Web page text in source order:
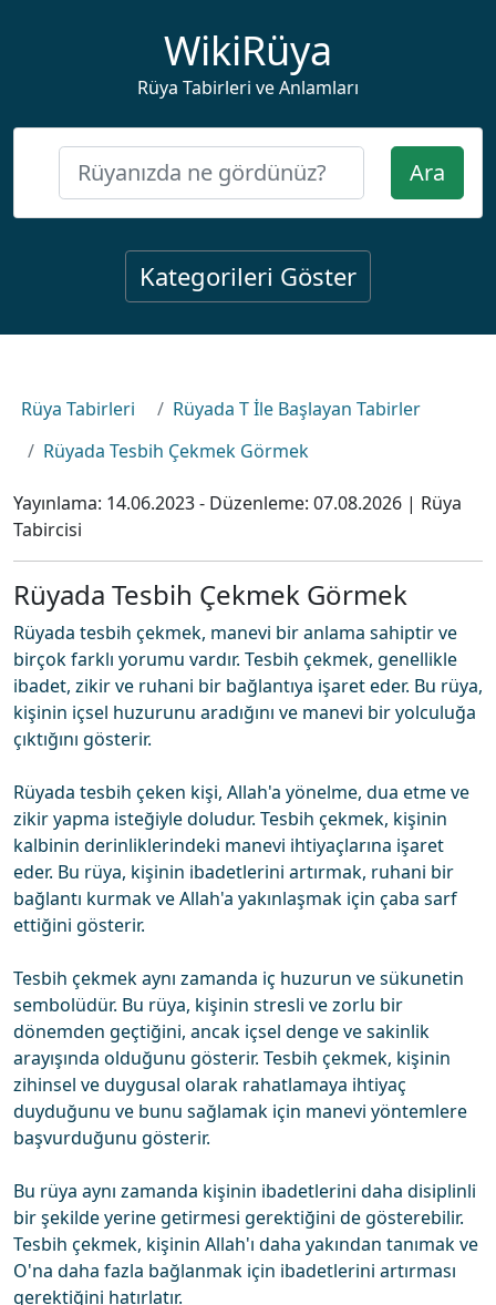
WikiRüya
Rüya Tabirleri ve Anlamları
Ara
Kategorileri Göster
Rüya Tabirleri
Rüyada T İle Başlayan Tabirler
Rüyada Tesbih Çekmek Görmek
Yayınlama: 14.06.2023- Düzenleme: 07.08.2026 | Rüya
Tabircisi
Rüyada Tesbih Çekmek Görmek
Rüyada tesbih çekmek, manevi bir anlama sahiptir ve
birçok farklı yorumu vardır. Tesbih çekmek, genellikle
ibadet, zikir ve ruhani bir bağlantıya işaret eder. Bu rüya,
kişinin içsel huzurunu aradığını ve manevi bir yolculuğa
çıktığını gösterir.
Rüyada tesbih çeken kişi, Allah'a yönelme, dua etme ve
zikir yapma isteğiyle doludur. Tesbih çekmek, kişinin
kalbinin derinliklerindeki manevi ihtiyaçlarına işaret
eder. Bu rüya, kişinin ibadetlerini artırmak, ruhani bir
bağlantı kurmak ve Allah'a yakınlaşmak için çaba sarf
ettiğini gösterir.
Tesbih çekmek aynı zamanda iç huzurun ve sükunetin
sembolüdür. Bu rüya, kişinin stresli ve zorlu bir
dönemden geçtiğini, ancak içsel denge ve sakinlik
arayışında olduğunu gösterir. Tesbih çekmek, kişinin
zihinsel ve duygusal olarak rahatlamaya ihtiyaç
duyduğunu ve bunu sağlamak için manevi yöntemlere
başvurduğunu gösterir.
Bu rüya aynı zamanda kişinin ibadetlerini daha disiplinli
bir şekilde yerine getirmesi gerektiğini de gösterebilir.
Tesbih çekmek, kişinin Allah'ı daha yakından tanımak ve
O'na daha fazla bağlanmak için ibadetlerini artırması
gerektiğini hatırlatır.